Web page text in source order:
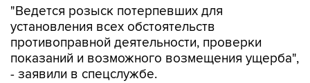
"Ведется розыск потерпевших для
установления всех обстоятельств
противоправной деятельности, проверки
показаний и возможного возмещения ущерба",
- заявили в спецслужбе.